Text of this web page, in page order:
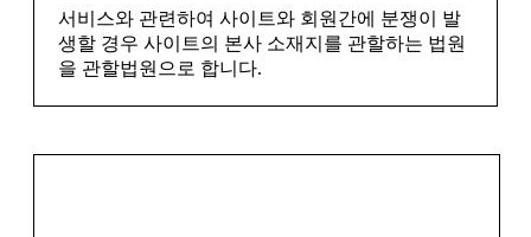
서비스와 관련하여 사이트와 회원간에 분쟁이 발
생할 경우 사이트의 본사 소재지를 관할하는 법원
을 관할법원으로 합니다.